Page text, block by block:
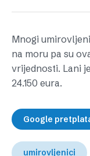
Mnogi
na moru pa su
vrijednosti. Lani
24.150 eura.
Google
umirovljenici